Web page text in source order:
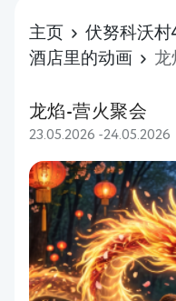
主页
伏努科沃村
酒店里的动画
龙
龙焰-营火聚会
23.05.2026 -24.05.2026